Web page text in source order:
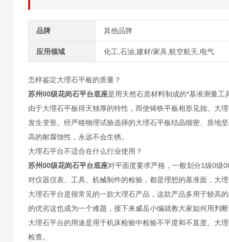
品牌 其他品牌
应用领域 化工,石油,建材/家具,航空航天,电气
怎样鉴定大理石平板的质量？
苏州00级花岗石平台底座是用天然石质材料制成的*基准测量
由于大理石平板得天独厚的特性，而使铸铁平板相形见拙。大
发生变形。经严格物理试验选择的大理石平板结晶细密、质地
高的耐腐蚀性，永远不会生锈。
大理石平台不适合在什么行业使用？
苏州00级花岗石平台底座对平面度要求严格，一般划分1级0级
对仪器仪表、工具、机械制件的检验，都是理想的基准面，大
大理石平台是很常见的一款大理石产品，这款产品多用于较高
的优劣这也成为一个难题，接下来威岳小编就教大家如何用判
大理石平台的用途是用于机床检验中检验不平度和不直度。大
检查。